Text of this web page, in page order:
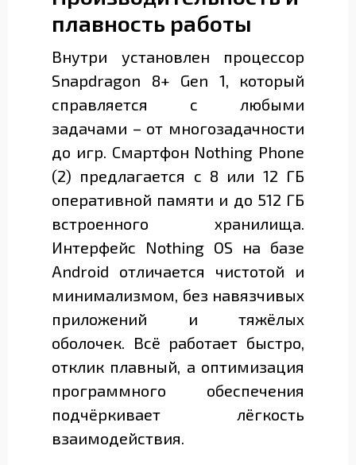
плавность работы
Внутри установлен процессор
Snapdragon 8+ Gen 1, который
справляется с любыми
задачами – от многозадачности
до игр. Смартфон Nothing Phone
(2) предлагается с 8 или 12 ГБ
оперативной памяти и до 512 ГБ
встроенного хранилища.
Интерфейс Nothing OS на базе
Android отличается чистотой и
минимализмом, без навязчивых
приложений и тяжёлых
оболочек. Всё работает быстро,
отклик плавный, а оптимизация
программного обеспечения
подчёркивает лёгкость
взаимодействия.